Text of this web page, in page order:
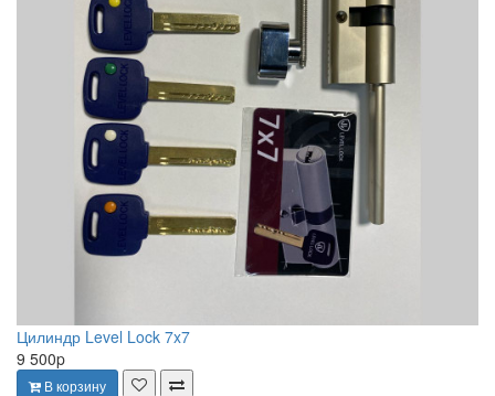
Цилиндр Level Lock 7x7
9 500p
В корзину